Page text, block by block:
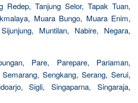
Redep, Tanjung Selor, Tapak Tuan,
Muara Bungo, Muara Enim,
Muntilan, Nabire, Negara,
Pare, Parepare, Pariaman,
Sengkang, Serang, Serui,
Sigli, Singaparna, Singaraja,